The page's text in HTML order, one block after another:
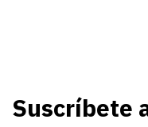
Suscríbete